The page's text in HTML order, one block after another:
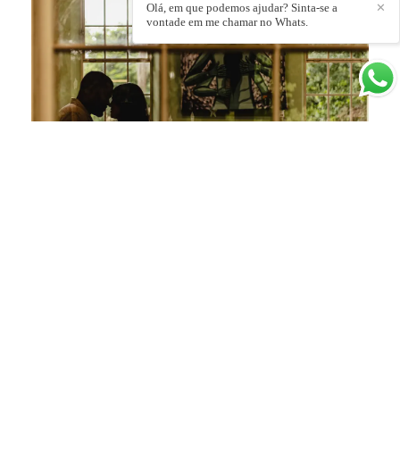
✕
Olá, em que podemos ajudar? Sinta-se a
vontade em me chamar no Whats.